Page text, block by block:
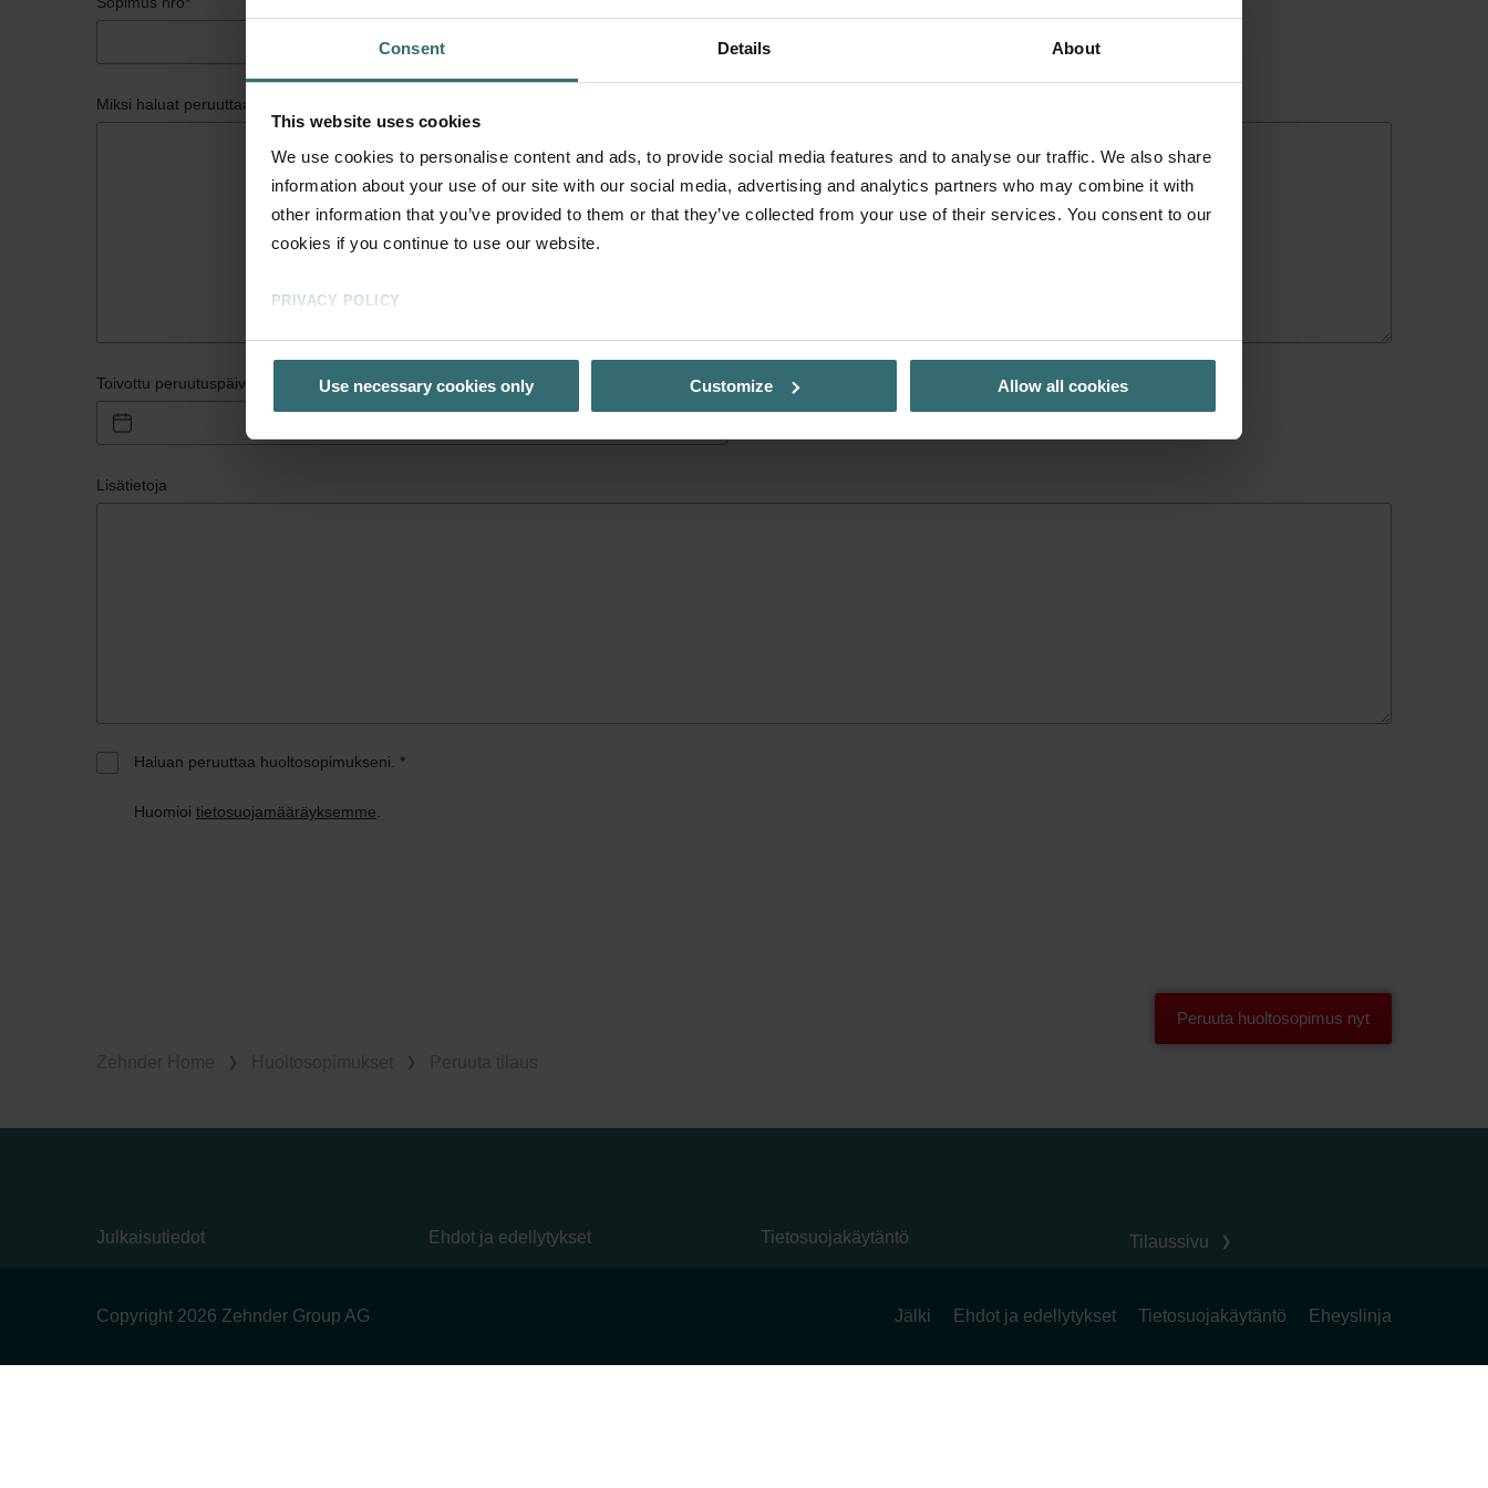
Consent Details About
This website uses cookies
We use cookies to personalise content and ads, to provide social media features and to analyse our traffic. We also share
information about your use of our site with our social media, advertising and analytics partners who may combine it with
other information that you’ve provided to them or that they’ve collected from your use of their services. You consent to our
cookies if you continue to use our website.
PRIVACY POLICY
Use necessary cookies only Customize Allow all cookies
Miksi haluat peruuttaa?
Toivottu peruutuspäivä
Lisätietoja
Haluan peruuttaa huoltosopimukseni. *
Huomioi tietosuojamääräyksemme
Julkaisutiedot Ehdot ja edellytykset Tietosuojakäytäntö Tilaussivu
Copyright 2026 Zehnder Group AG Jälki Ehdot ja edellytykset Tietosuojakäytäntö Eheyslinja